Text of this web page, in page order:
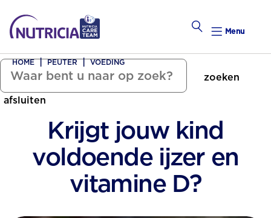
Zwanger Worden
Menu
zoeken
afsluiten
Krijgt jouw kind
voldoende ijzer en
vitamine D?
HOME PEUTER VOEDING